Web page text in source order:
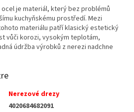
je materiál, který bez problémů
kuchyňskému prostředí. Mezi
materiálu patří klasický estetický
vůči korozi, vysokým teplotám,
údržba výrobků z nerezi nadchne
Nerezové drezy
4020684682091